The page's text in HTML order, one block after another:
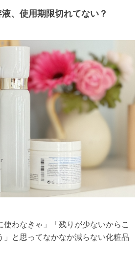
、使用期限切れてない？
使わなきゃ」「残りが少ないからこ
」と思ってなかなか減らない化粧品